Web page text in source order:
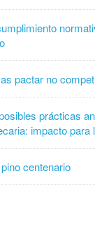
pactar no
prácticas
impacto para
centenario